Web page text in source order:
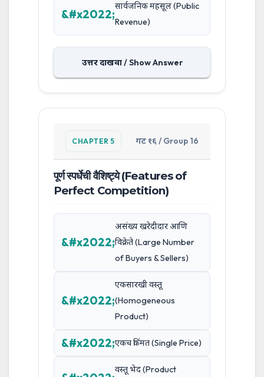
सार्वजनिक महसूल (Public
Revenue)
उत्तर दाखवा / Show Answer
CHAPTER 5 गट १६ / Group 16
पूर्ण स्पर्धेची वैशिष्ट्ये (Features of
Perfect Competition)
असंख्य खरेदीदार आणि
विक्रेते (Large Number
of Buyers & Sellers)
एकसारखी वस्तू
(Homogeneous
Product)
एकच किंमत (Single Price)
वस्तू भेद (Product